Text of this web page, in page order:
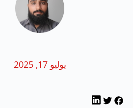
يوليو 17, 2025